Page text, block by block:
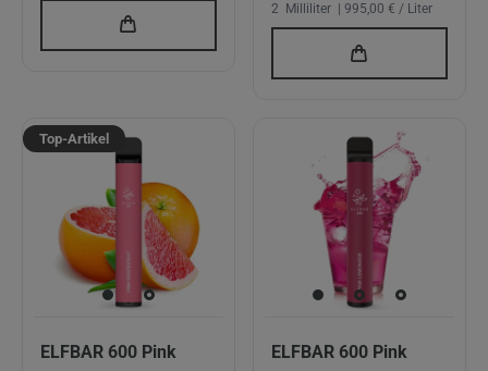
2
Milliliter | 995,00 € / Liter
Top-Artikel
ELFBAR 600 Pink
ELFBAR 600 Pink